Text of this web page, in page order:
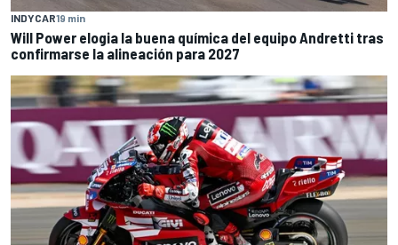
INDYCAR19 min
Will Power elogia la buena química del equipo Andretti tras
confirmarse la alineación para 2027